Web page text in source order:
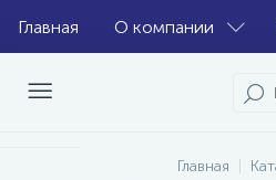
Главная О компании
Главная